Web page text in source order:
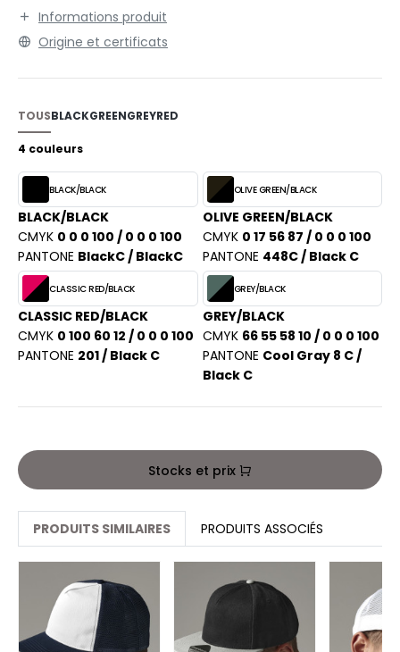
SHOPPING
VETEMENTS
SHIRT
SHIRT
- BLANKS
COOL
HOODS
SERIE
Informations produit
Origine et certificats
TOUSBLACKGREENGREYRED
4 couleurs
BLACK/BLACK
BLACK/BLACK
CMYK 0 0 0 100 / 0 0 0 100
PANTONE BlackC / BlackC
OLIVE GREEN/BLACK
OLIVE GREEN/BLACK
CMYK 0 17 56 87 / 0 0 0 100
PANTONE 448C / Black C
CLASSIC RED/BLACK
CLASSIC RED/BLACK
CMYK 0 100 60 12 / 0 0 0 100
PANTONE 201 / Black C
GREY/BLACK
GREY/BLACK
CMYK 66 55 58 10 / 0 0 0 100
PANTONE Cool Gray 8 C /
Black C
Stocks et prix
PRODUITS SIMILAIRES PRODUITS ASSOCIÉS